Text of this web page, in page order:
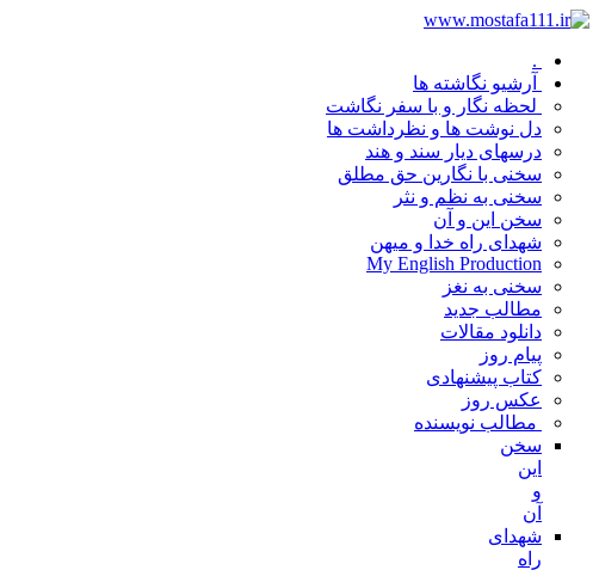
.
آرشیو نگاشته ها
لحظه نگار و با سفر نگاشت
دل نوشت ها و نظرداشت ها
درسهای دیار سند و هند
سخنی با نگارین حق مطلق
سخنی به نظم و نثر
سخن این و آن
شهدای راه خدا و میهن
My English Production
سخنی به نغز
مطالب جدید
دانلود مقالات
پیام روز
کتاب پیشنهادی
عکس روز
مطالب نویسنده
سخن
این
و
آن
شهدای
راه